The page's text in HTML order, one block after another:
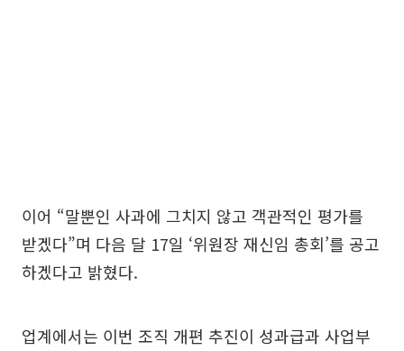
이어 “말뿐인 사과에 그치지 않고 객관적인 평가를
받겠다”며 다음 달 17일 ‘위원장 재신임 총회’를 공고
하겠다고 밝혔다.
업계에서는 이번 조직 개편 추진이 성과급과 사업부